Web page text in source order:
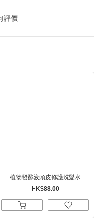
評價
植物發酵液頭皮修護洗髮水
HK$88.00